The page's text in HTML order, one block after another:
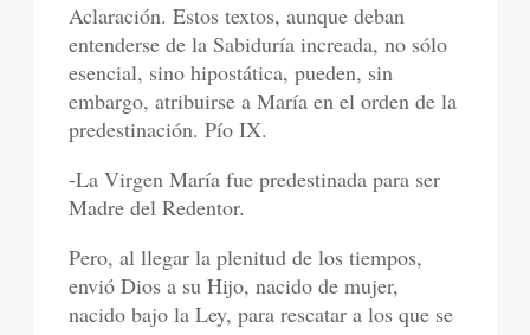
Aclaración. Estos textos, aunque deban
entenderse de la Sabiduría increada, no sólo
esencial, sino hipostática, pueden, sin
embargo, atribuirse a María en el orden de la
predestinación. Pío IX.
-La Virgen María fue predestinada para ser
Madre del Redentor.
Pero, al llegar la plenitud de los tiempos,
envió Dios a su Hijo, nacido de mujer,
nacido bajo la Ley, para rescatar a los que se